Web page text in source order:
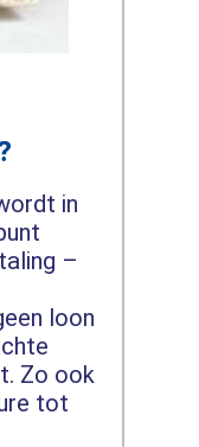
in
–
loon
Zo ook
tot